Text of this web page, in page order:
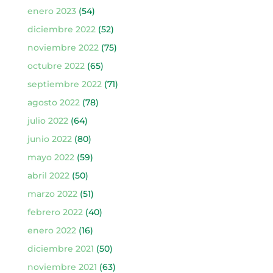
enero 2023(54)
diciembre 2022(52)
noviembre 2022(75)
octubre 2022(65)
septiembre 2022(71)
agosto 2022(78)
julio 2022(64)
junio 2022(80)
mayo 2022(59)
abril 2022(50)
marzo 2022(51)
febrero 2022(40)
enero 2022(16)
diciembre 2021 (50)
noviembre 2021 (63)